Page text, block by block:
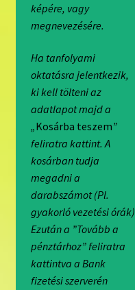
képére, vagy
megnevezésére.
Ha tanfolyami
oktatásra jelentkezik,
ki kell tölteni az
adatlapot majd a
„Kosárba teszem”
feliratra kattint. A
kosárban tudja
megadni a
darabszámot (Pl.
gyakorló vezetési órák)
Ezután a ”Tovább a
pénztárhoz” feliratra
kattintva a Bank
fizetési szerverén